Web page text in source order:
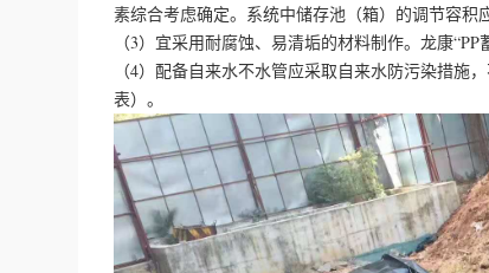
素综合考虑确定。系统中储存池（箱）的调节容积
（3）宜采用耐腐蚀、易清垢的材料制作。龙康
（4）配备自来水不水管应采取自来水防污染措施
表）。